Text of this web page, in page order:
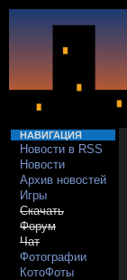
НАВИГАЦИЯ
Новости в RSS
Новости
Архив новостей
Игры
Скачать
Форум
Чат
Фотографии
КотоФоты